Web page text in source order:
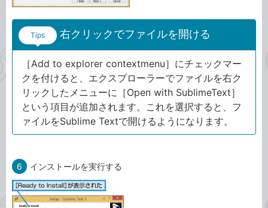
Tips 右クリックでファイルを開ける
［Add to explorer contextmenu］にチェックマー
クを付けると、エクスプローラーでファイルを右ク
リックしたメニューに［Open with SublimeText］
という項目が追加されます。これを選択すると、フ
ァイルをSublime Textで開けるようになります。
6 インストールを実行する